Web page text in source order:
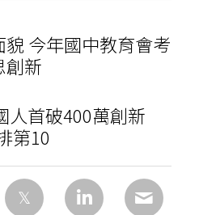
今年國中教育會考
創新
人首破400萬創新
第10